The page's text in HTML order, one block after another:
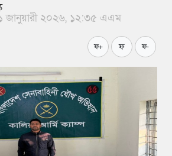
জানুয়ারী ২০২৬, ১২:৩৫ এএম
ফ+ ফ ফ-